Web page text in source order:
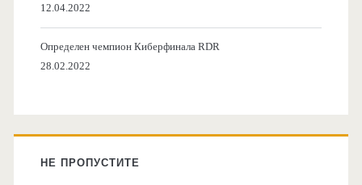
12.04.2022
Определен чемпион Киберфинала RDR
28.02.2022
НЕ ПРОПУСТИТЕ